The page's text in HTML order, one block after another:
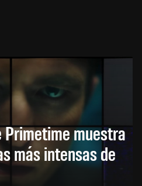
Primetime muestra
más intensas de